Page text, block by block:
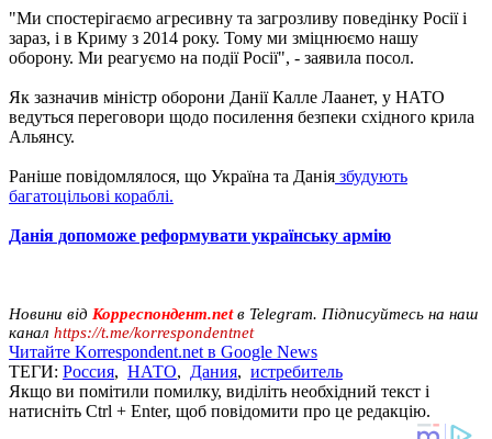
"Ми спостерігаємо агресивну та загрозливу поведінку Росії і
зараз, і в Криму з 2014 року. Тому ми зміцнюємо нашу
оборону. Ми реагуємо на події Росії", - заявила посол.
Як зазначив міністр оборони Данії Калле Лаанет, у НАТО
ведуться переговори щодо посилення безпеки східного крила
Альянсу.
Раніше повідомлялося, що Україна та Данія збудують
багатоцільові кораблі.
Данія допоможе реформувати українську армію
Новини від Корреспондент.netв Telegram. Підписуйтесь на наш
канал https://t.me/korrespondentnet
Читайте Korrespondent.net в Google News
ТЕГИ: Россия, НАТО, Дания, истребитель
Якщо ви помітили помилку, виділіть необхідний текст і
натисніть Ctrl + Enter, щоб повідомити про це редакцію.